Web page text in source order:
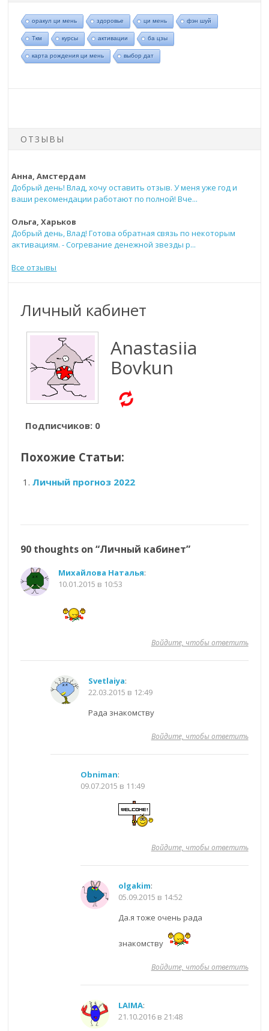
оракул ци мень здоровье ци мень фэн шуй
Ткм курсы активации ба цзы
карта рождения ци мень выбор дат
ОТЗЫВЫ
Анна, Амстердам
Добрый день! Влад, хочу оставить отзыв. У меня уже год и
ваши рекомендации работают по полной! Вче...
Ольга, Харьков
Добрый день, Влад! Готова обратная связь по некоторым
активациям. - Согревание денежной звезды р...
Все отзывы
Личный кабинет
Подписчиков: 0
Anastasiia
Bovkun
Похожие Статьи:
Личный прогноз 2022
90 thoughts on “Личный кабинет”
Михайлова Наталья:
10.01.2015 в 10:53
Войдите, чтобы ответить
Svetlaiya:
22.03.2015 в 12:49
Рада знакомству
Войдите, чтобы ответить
Obniman:
09.07.2015 в 11:49
Войдите, чтобы ответить
olgakim:
05.09.2015 в 14:52
Да.я тоже очень рада
знакомству
Войдите, чтобы ответить
LAIMA:
21.10.2016 в 21:48